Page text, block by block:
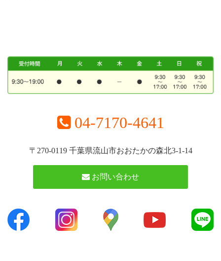
04-7170-4641
〒270-0119 千葉県流山市おおたかの森北3-1-14
お問い合わせ